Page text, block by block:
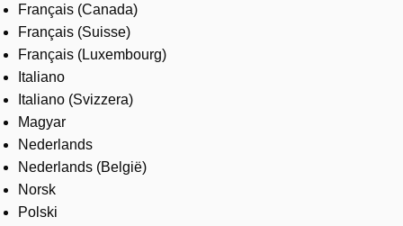
Français (Canada)
Français (Suisse)
Français (Luxembourg)
Italiano
Italiano (Svizzera)
Magyar
Nederlands
Nederlands (België)
Norsk
Polski